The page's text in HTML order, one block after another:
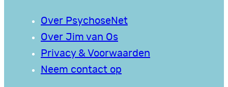
Over PsychoseNet
Over Jim van Os
Privacy & Voorwaarden
Neem contact op